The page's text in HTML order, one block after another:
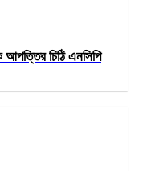
আপত্তির চিঠি এনসিপি